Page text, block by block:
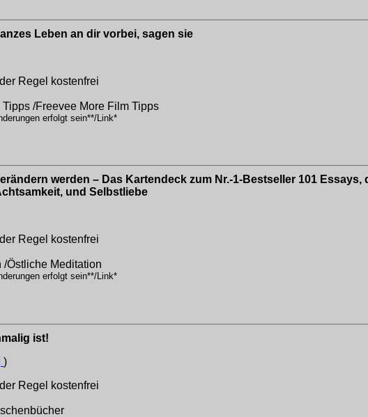
Leben an dir vorbei, sagen sie
Regel kostenfrei
/Freevee More Film Tipps
erfolgt sein**/Link*
werden – Das Kartendeck zum Nr.-1-Bestseller 101 Essays,
und Selbstliebe
Regel kostenfrei
/Östliche Meditation
erfolgt sein**/Link*
ist!
)
Regel kostenfrei